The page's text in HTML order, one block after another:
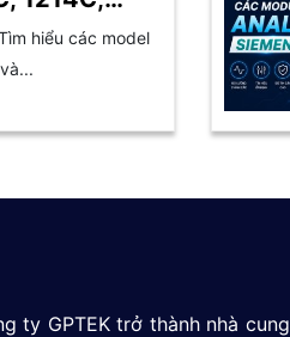
hiểu các model
ty GPTEK trở thành nhà